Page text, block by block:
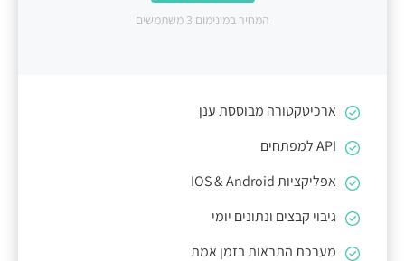
ארכיטקטורה מבוססת ענן
API למפתחים
אפליקציות IOS & Android
גיבוי קבצים ונתונים יומי
מערכת התראות בזמן אמת
המחיר במינימום 3 משתמשים